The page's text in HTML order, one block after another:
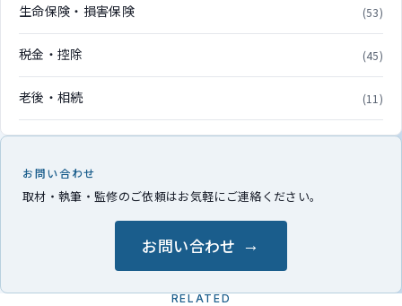
生命保険・損害保険 (53)
税金・控除 (45)
老後・相続 (11)
お問い合わせ
取材・執筆・監修のご依頼はお気軽にご連絡ください。
お問い合わせ
RELATED